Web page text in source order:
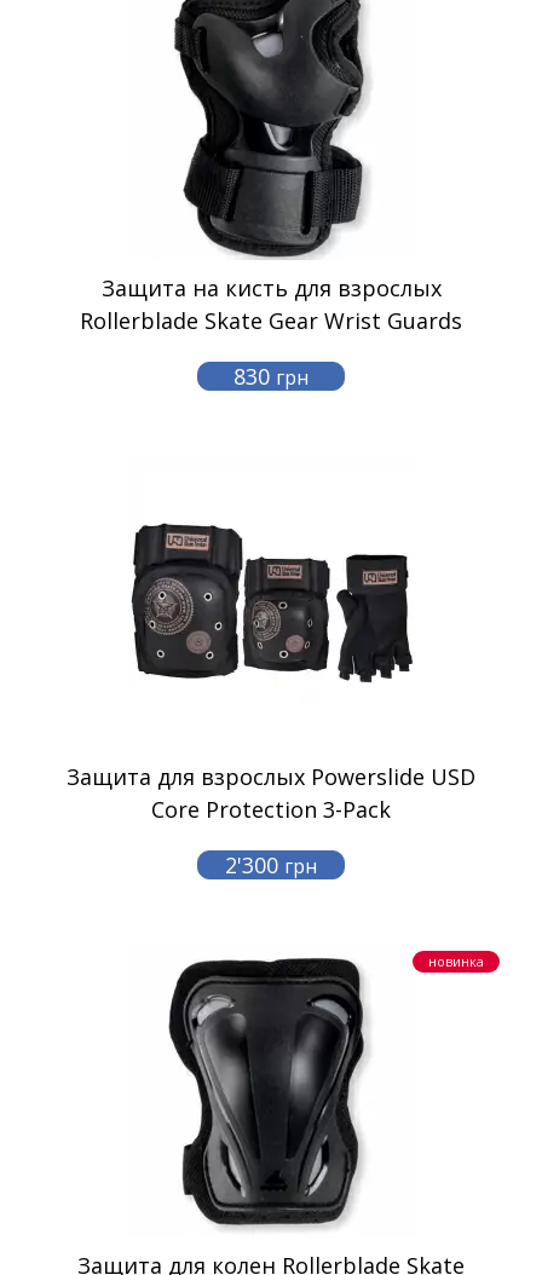
Защита на кисть для взрослых
Rollerblade Skate Gear Wrist Guards
830 грн
Защита для взрослых Powerslide USD
Core Protection 3-Pack
2'300 грн
новинка
Защита для колен Rollerblade Skate